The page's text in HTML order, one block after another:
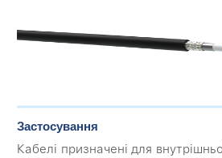
Застосування
Кабелі призначені для